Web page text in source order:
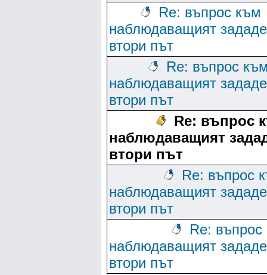
Re: въпрос към
наблюдаващият
втори път
Re: въпрос
наблюдаващият
втори път
Re: въпрос
наблюдаващият
втори път
Re: въпрос
наблюдаващият
втори път
Re:
наблюдаващият
втори път